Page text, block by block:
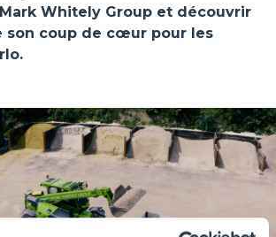
Whitely Group et découvrir
son coup de cœur pour les